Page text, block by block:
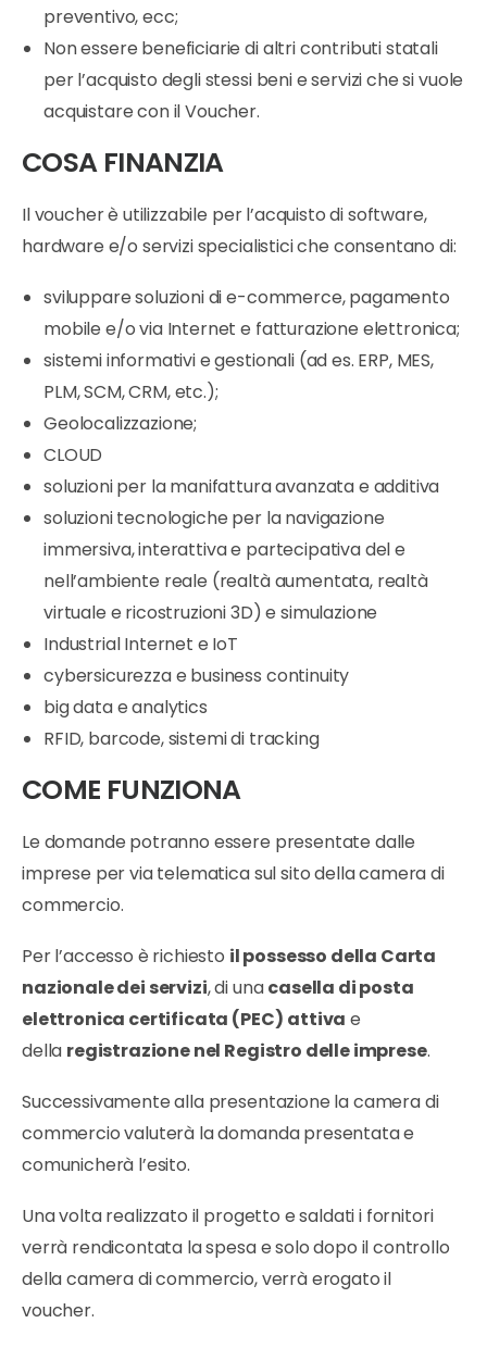
preventivo, ecc;
Non essere beneficiarie di altri contributi statali
per l’acquisto degli stessi beni e servizi che si vuole
acquistare con il Voucher.
COSA FINANZIA
Il voucher è utilizzabile per l’acquisto di software,
hardware e/o servizi specialistici che consentano di:
sviluppare soluzioni di e-commerce, pagamento
mobile e/o via Internet e fatturazione elettronica;
sistemi informativi e gestionali (ad es. ERP, MES,
PLM, SCM, CRM, etc.);
Geolocalizzazione;
CLOUD
soluzioni per la manifattura avanzata e additiva
soluzioni tecnologiche per la navigazione
immersiva, interattiva e partecipativa del e
nell’ambiente reale (realtà aumentata, realtà
virtuale e ricostruzioni 3D) e simulazione
Industrial Internet e IoT
cybersicurezza e business continuity
big data e analytics
RFID, barcode, sistemi di tracking
COME FUNZIONA
Le domande potranno essere presentate dalle
imprese per via telematica sul sito della camera di
commercio.
Per l’accesso è richiesto il possesso della Carta
nazionale dei servizi, di unacasella di posta
elettronica certificata (PEC) attiva e
della registrazione nel Registro delle imprese.
Successivamente alla presentazione la camera di
commercio valuterà la domanda presentata e
comunicherà l’esito.
Una volta realizzato il progetto e saldati i fornitori
verrà rendicontata la spesa e solo dopo il controllo
della camera di commercio, verrà erogato il
voucher.